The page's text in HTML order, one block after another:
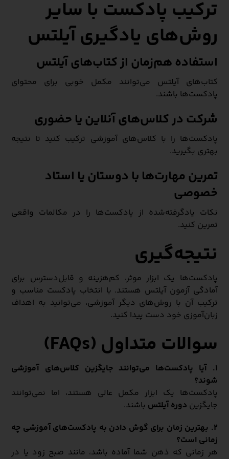
ترکیب پادکست با سایر
روش‌های یادگیری آیلتس
استفاده هم‌زمان از کتاب‌های آیلتس
کتاب‌های آیلتس می‌توانند مکمل خوبی برای محتوای
پادکست‌ها باشند.
شرکت در کلاس‌های آنلاین یا حضوری
پادکست‌ها را با کلاس‌های آموزشی ترکیب کنید تا نتیجه
بهتری بگیرید.
تمرین مهارت‌ها با دوستان یا استاد
خصوصی
نکات یادگرفته‌شده از پادکست‌ها را در مکالمات واقعی
تمرین کنید.
نتیجه‌گیری
پادکست‌ها یک ابزار موثر، کم‌هزینه و قابل‌دسترس برای
آمادگی آزمون آیلتس هستند. با انتخاب پادکست مناسب و
ترکیب آن با روش‌های دیگر آموزشی، می‌توانید به اهداف
زبان‌آموزی خود دست پیدا کنید.
سوالات متداول (FAQs)
۱. آیا پادکست‌ها می‌توانند جایگزین کلاس‌های آموزشی
شوند؟
پادکست‌ها یک ابزار مکمل عالی هستند، اما نمی‌توانند
جایگزین دوره آیلتس باشند.
۲. بهترین زمان برای گوش دادن به پادکست‌های آموزشی چه
زمانی است؟
هر زمانی که ذهن شما آماده باشد، مانند صبح زود یا در